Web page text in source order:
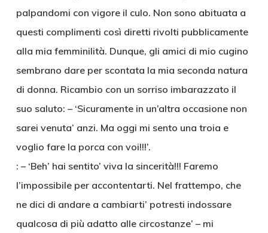
palpandomi con vigore il culo. Non sono abituata a
questi complimenti così diretti rivolti pubblicamente
alla mia femminilità. Dunque, gli amici di mio cugino
sembrano dare per scontata la mia seconda natura
di donna. Ricambio con un sorriso imbarazzato il
suo saluto: – ‘Sicuramente in un’altra occasione non
sarei venuta’ anzi. Ma oggi mi sento una troia e
voglio fare la porca con voi!!!’.
: – ‘Beh’ hai sentito’ viva la sincerità!!! Faremo
l’impossibile per accontentarti. Nel frattempo, che
ne dici di andare a cambiarti’ potresti indossare
qualcosa di più adatto alle circostanze’ – mi